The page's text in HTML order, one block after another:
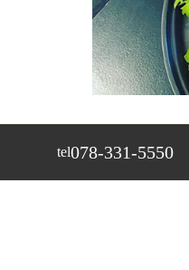
tel078-331-5550